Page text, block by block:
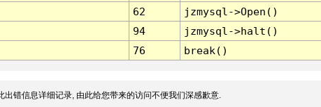
62
jzmysql->Open()
94
jzmysql->halt()
76 break()
出错信息详细记录, 由此给您带来的访问不便我们深感歉意.